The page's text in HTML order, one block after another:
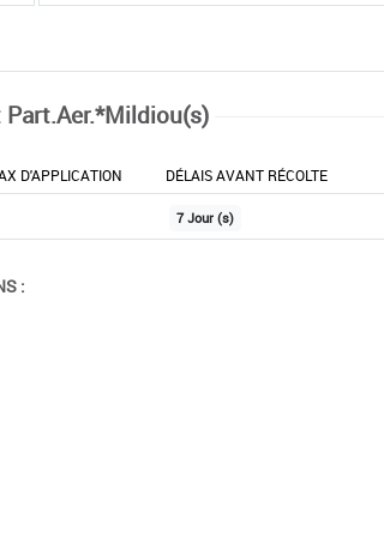
D'APPLICATION DÉLAIS AVANT RÉCOLTE
7 Jour (s)
: